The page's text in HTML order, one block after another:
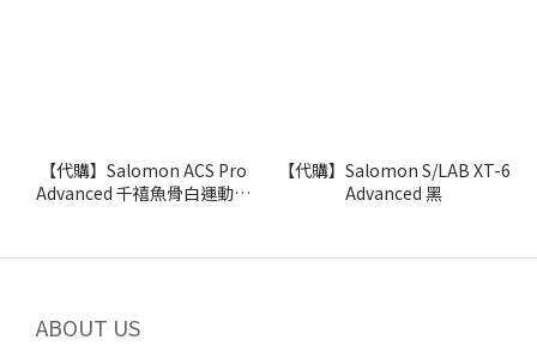
【代購】Salomon ACS Pro
Advanced 千禧魚骨白運動鞋
【代購】Salomon S/LAB XT-6
Advanced 黑
ABOUT US